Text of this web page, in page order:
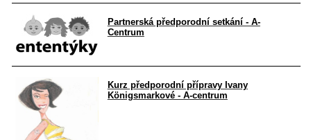
Partnerská předporodní setkání - A-
Centrum
Kurz předporodní přípravy Ivany
Königsmarkové - A-centrum